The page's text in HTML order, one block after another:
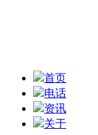
首页
电话
资讯
关于